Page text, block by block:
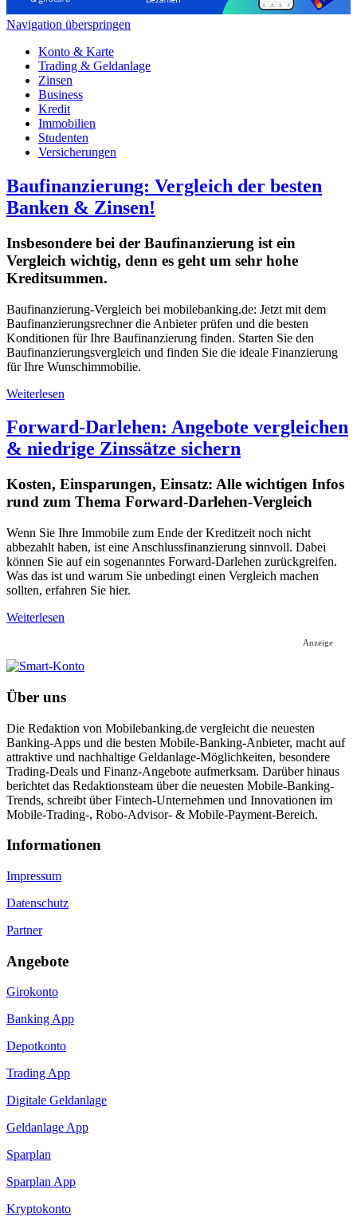
Navigation überspringen
Konto & Karte
Trading & Geldanlage
Zinsen
Business
Kredit
Immobilien
Studenten
Versicherungen
Baufinanzierung: Vergleich der besten
Banken & Zinsen!
Insbesondere bei der Baufinanzierung ist ein
Vergleich wichtig, denn es geht um sehr hohe
Kreditsummen.
Baufinanzierung-Vergleich bei mobilebanking.de: Jetzt mit dem
Baufinanzierungsrechner die Anbieter prüfen und die besten
Konditionen für Ihre Baufinanzierung finden. Starten Sie den
Baufinanzierungsvergleich und finden Sie die ideale Finanzierung
für Ihre Wunschimmobilie.
Weiterlesen
Forward-Darlehen: Angebote vergleichen
& niedrige Zinssätze sichern
Kosten, Einsparungen, Einsatz: Alle wichtigen Infos
rund zum Thema Forward-Darlehen-Vergleich
Wenn Sie Ihre Immobile zum Ende der Kreditzeit noch nicht
abbezahlt haben, ist eine Anschlussfinanzierung sinnvoll. Dabei
können Sie auf ein sogenanntes Forward-Darlehen zurückgreifen.
Was das ist und warum Sie unbedingt einen Vergleich machen
sollten, erfahren Sie hier.
Weiterlesen
Anzeige
Über uns
Die Redaktion von Mobilebanking.de vergleicht die neuesten
Banking-Apps und die besten Mobile-Banking-Anbieter, macht auf
attraktive und nachhaltige Geldanlage-Möglichkeiten, besondere
Trading-Deals und Finanz-Angebote aufmerksam. Darüber hinaus
berichtet das Redaktionsteam über die neuesten Mobile-Banking-
Trends, schreibt über Fintech-Unternehmen und Innovationen im
Mobile-Trading-, Robo-Advisor- & Mobile-Payment-Bereich.
Informa­tionen
Impressum
Datenschutz
Partner
Angebote
Girokonto
Banking App
Depotkonto
Trading App
Digitale Geldanlage
Geldanlage App
Sparplan
Sparplan App
Kryptokonto